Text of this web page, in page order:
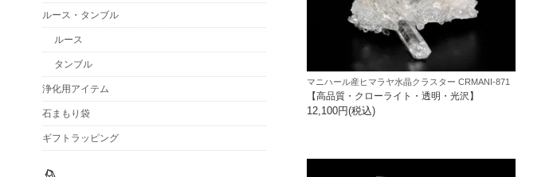
マニハール産ヒマラヤ水晶クラスター CRMANI-871
【高品質・クローライト・透明・光沢】
12,100円(税込)
ルース・タンブル
ルース
タンブル
浄化用アイテム
石まもり袋
ギフトラッピング